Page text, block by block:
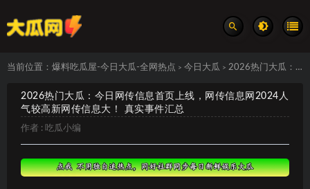
当前位置： 爆料吃瓜屋-今日大瓜-全网热点 > 今日大瓜 > 2026热门大瓜：今日网传信息首页上线，网传信息网2024人气较高新网传信息大！ 真实事件汇总
2026热门大瓜：今日网传信息首页上线，网传信息网2024人
气较高新网传信息大！ 真实事件汇总
作者 : 吃瓜小编